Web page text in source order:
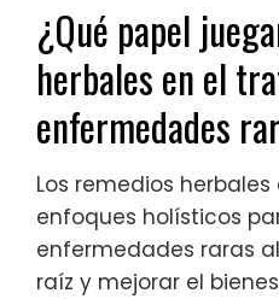
¿Qué papel
herbales en el
enfermedades
Los remedios
enfoques holísticos
enfermedades raras
raíz y mejorar el